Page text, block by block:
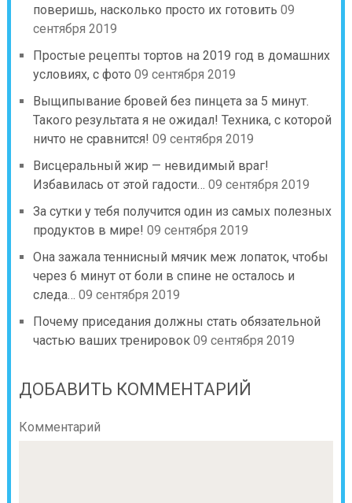
поверишь, насколько просто их готовить 09
сентября 2019
Простые рецепты тортов на 2019 год в домашних
условиях, с фото 09 сентября 2019
Выщипывание бровей без пинцета за 5 минут.
Такого результата я не ожидал! Техника, с которой
ничто не сравнится! 09 сентября 2019
Висцеральный жир — невидимый враг!
Избавилась от этой гадости… 09 сентября 2019
За сутки у тебя получится один из самых полезных
продуктов в мире! 09 сентября 2019
Она зажала теннисный мячик меж лопаток, чтобы
через 6 минут от боли в спине не осталось и
следа… 09 сентября 2019
Почему приседания должны стать обязательной
частью ваших тренировок 09 сентября 2019
ДОБАВИТЬ КОММЕНТАРИЙ
Комментарий